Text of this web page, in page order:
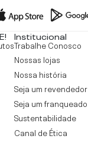
Institucional
Trabalhe Conosco
Nossas lojas
Nossa história
Seja um revendedor
Seja um franqueado
Sustentabilidade
Canal de Ética